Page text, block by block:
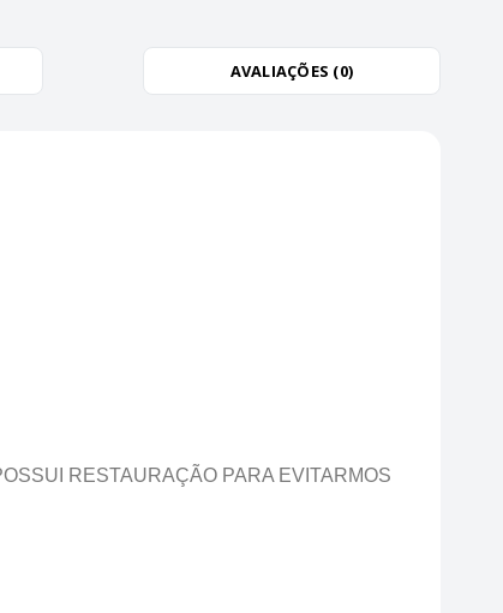
AVALIAÇÕES (0)
RESTAURAÇÃO PARA EVITARMOS